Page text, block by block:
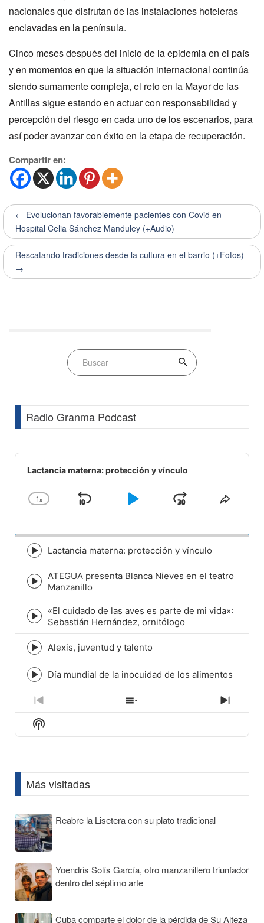
nacionales que disfrutan de las instalaciones hoteleras
enclavadas en la península.
Cinco meses después del inicio de la epidemia en el país
y en momentos en que la situación internacional continúa
siendo sumamente compleja, el reto en la Mayor de las
Antillas sigue estando en actuar con responsabilidad y
percepción del riesgo en cada uno de los escenarios, para
así poder avanzar con éxito en la etapa de recuperación.
Compartir en:
← Evolucionan favorablemente pacientes con Covid en
Hospital Celia Sánchez Manduley (+Audio)
Rescatando tradiciones desde la cultura en el barrio (+Fotos)
→
Radio Granma Podcast
Audio
Player
Lactancia materna: protección y vínculo
Change
1x
Skip
Play
JumpShare
Episode
play
icon
Lactancia materna: protección y vínculo
Episode
play
icon
ATEGUA presenta Blanca Nieves en el teatro
Manzanillo
Episode
play
icon
«El cuidado de las aves es parte de mi vida»:
Sebastián Hernández, ornitólogo
Episode
play
icon
Alexis, juventud y talento
Episode
play
icon
Día mundial de la inocuidad de los alimentos
Previous
Episode
Show
Episodes
Next
Show
Podcast
Más visitadas
Reabre la Lisetera con su plato tradicional
Yoendris Solís García, otro manzanillero triunfador
dentro del séptimo arte
Cuba comparte el dolor de la pérdida de Su Alteza